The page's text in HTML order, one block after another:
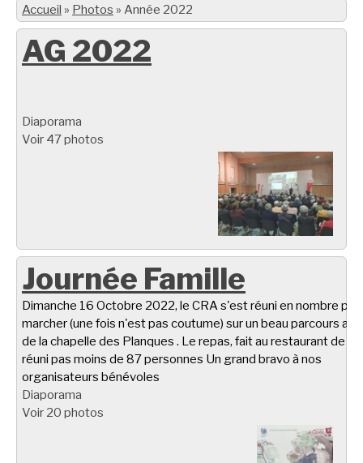
Accueil » Photos » Année 2022
AG 2022
Diaporama
Voir 47 photos
Journée Famille
Dimanche 16 Octobre 2022, le CRA s'est réuni en nombre
marcher (une fois n'est pas coutume) sur un beau parcours
de la chapelle des Planques . Le repas, fait au restaurant de
réuni pas moins de 87 personnes Un grand bravo à nos
organisateurs bénévoles
Diaporama
Voir 20 photos